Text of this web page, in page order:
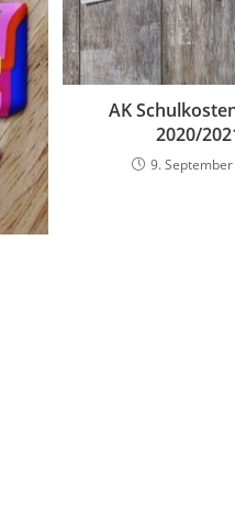
AK
2020/
9. September